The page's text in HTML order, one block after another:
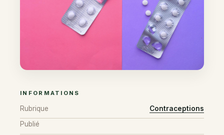
INFORMATIONS
Rubrique
Contraceptions
Publié